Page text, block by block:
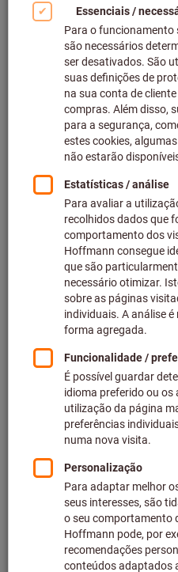
Clicar para aumentar imagem
Preço por 1 Peça
mais IVA à taxa atualPreços mais
sessão.